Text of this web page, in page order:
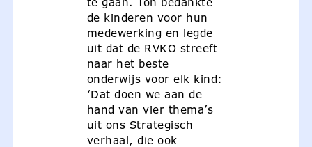
de kinderen voor hun
medewerking en legde
uit dat de RVKO streeft
naar het beste
onderwijs voor elk kind:
‘Dat doen we aan de
hand van vier thema’s
uit ons Strategisch
verhaal, die ook